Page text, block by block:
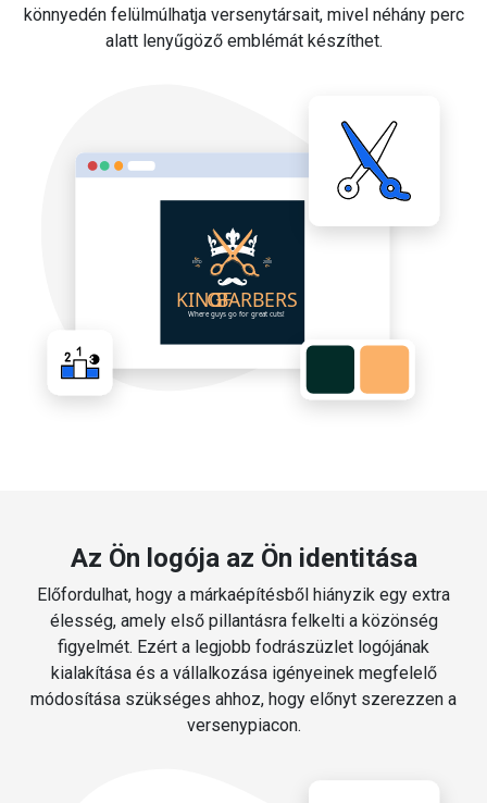
könnyedén felülmúlhatja versenytársait, mivel néhány perc
alatt lenyűgöző emblémát készíthet.
Az Ön logója az Ön identitása
Előfordulhat, hogy a márkaépítésből hiányzik egy extra
élesség, amely első pillantásra felkelti a közönség
figyelmét. Ezért a legjobb fodrászüzlet logójának
kialakítása és a vállalkozása igényeinek megfelelő
módosítása szükséges ahhoz, hogy előnyt szerezzen a
versenypiacon.